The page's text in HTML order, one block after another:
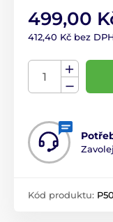
499,00
412,40 Kč bez
Kód produktu: